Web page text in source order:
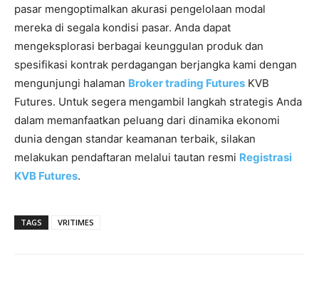
pasar mengoptimalkan akurasi pengelolaan modal
mereka di segala kondisi pasar. Anda dapat
mengeksplorasi berbagai keunggulan produk dan
spesifikasi kontrak perdagangan berjangka kami dengan
mengunjungi halaman Broker trading Futures KVB
Futures. Untuk segera mengambil langkah strategis Anda
dalam memanfaatkan peluang dari dinamika ekonomi
dunia dengan standar keamanan terbaik, silakan
melakukan pendaftaran melalui tautan resmi Registrasi
KVB Futures.
TAGS VRITIMES